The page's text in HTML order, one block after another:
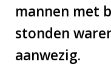
mannen met
stonden
aanwezig.